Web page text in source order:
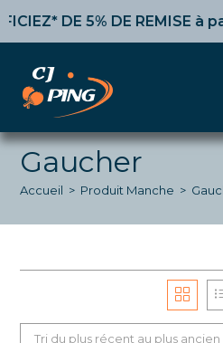
DE 5% DE REMISEà
Gaucher
Accueil > Produit Manche >
Tri du plus récent au plus ancien